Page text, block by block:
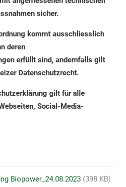
sicher.
kommt ausschliesslich
deren
erfüllt sind, andernfalls gilt
Datenschutzrecht.
gilt für alle
Social-Media-
Biopower_24.08.2023 (398 KB)